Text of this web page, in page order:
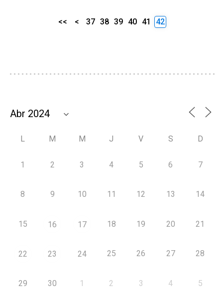
<< < 37 38 39 40 41 42
L M M J V S D
1 2 3 4 5 6 7
8 9 10 11 12 13 14
15 16 17 18 19 20 21
22 23 24 25 26 27 28
29 30 1 2 3 4 5